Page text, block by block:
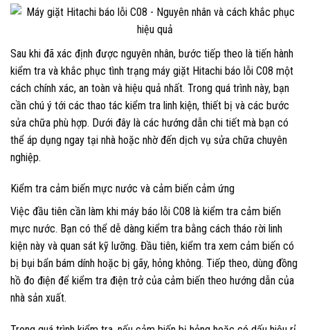
Sau khi đã xác định được nguyên nhân, bước tiếp theo là tiến hành
kiểm tra và khắc phục tình trạng máy giặt Hitachi báo lỗi C08 một
cách chính xác, an toàn và hiệu quả nhất. Trong quá trình này, bạn
cần chú ý tới các thao tác kiểm tra linh kiện, thiết bị và các bước
sửa chữa phù hợp. Dưới đây là các hướng dẫn chi tiết mà bạn có
thể áp dụng ngay tại nhà hoặc nhờ đến dịch vụ sửa chữa chuyên
nghiệp.
Kiểm tra cảm biến mực nước và cảm biến cảm ứng
Việc đầu tiên cần làm khi máy báo lỗi C08 là kiểm tra cảm biến
mực nước. Bạn có thể dễ dàng kiểm tra bằng cách tháo rời linh
kiện này và quan sát kỹ lưỡng. Đầu tiên, kiểm tra xem cảm biến có
bị bụi bẩn bám dính hoặc bị gãy, hỏng không. Tiếp theo, dùng đồng
hồ đo điện để kiểm tra điện trở của cảm biến theo hướng dẫn của
nhà sản xuất.